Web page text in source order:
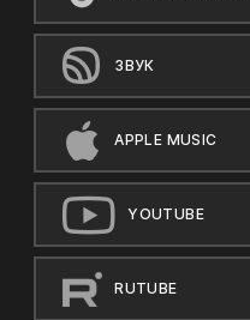
ЗВУК
APPLE MUSIC
YOUTUBE
RUTUBE